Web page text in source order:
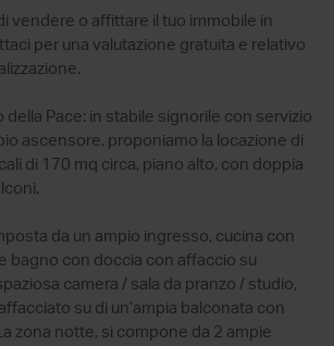
vendere o affittare il tuo immobile in
per una valutazione gratuita e relativo
della Pace: in stabile signorile con servizio
ascensore, proponiamo la locazione di
di 170 mq circa, piano alto, con doppia
da un ampio ingresso, cucina con
bagno con doccia con affaccio su
camera / sala da pranzo / studio,
su di un’ampia balconata con
zona notte, si compone da 2 ampie